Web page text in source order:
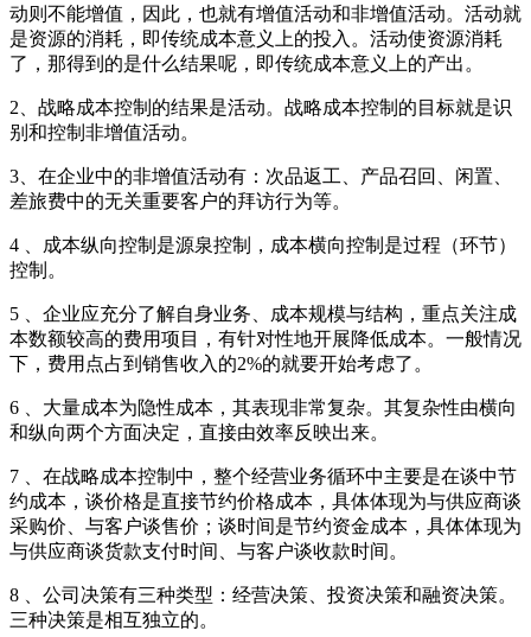
动则不能增值，因此，也就有增值活动和非增值活动。活动就
是资源的消耗，即传统成本意义上的投入。活动使资源消耗
了，那得到的是什么结果呢，即传统成本意义上的产出。
2、战略成本控制的结果是活动。战略成本控制的目标就是识
别和控制非增值活动。
3、在企业中的非增值活动有：次品返工、产品召回、闲置、
差旅费中的无关重要客户的拜访行为等。
4 、成本纵向控制是源泉控制，成本横向控制是过程（环节）
控制。
5 、企业应充分了解自身业务、成本规模与结构，重点关注成
本数额较高的费用项目，有针对性地开展降低成本。一般情况
下，费用点占到销售收入的2%的就要开始考虑了。
6 、大量成本为隐性成本，其表现非常复杂。其复杂性由横向
和纵向两个方面决定，直接由效率反映出来。
7 、在战略成本控制中，整个经营业务循环中主要是在谈中节
约成本，谈价格是直接节约价格成本，具体体现为与供应商谈
采购价、与客户谈售价；谈时间是节约资金成本，具体体现为
与供应商谈货款支付时间、与客户谈收款时间。
8 、公司决策有三种类型：经营决策、投资决策和融资决策。
三种决策是相互独立的。